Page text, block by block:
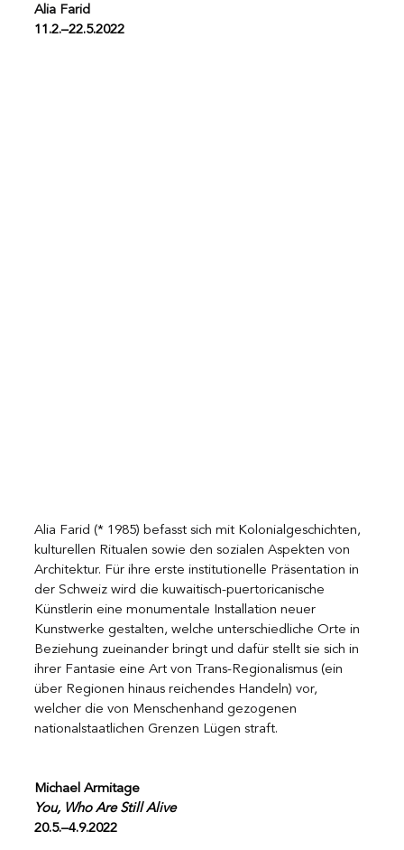
Alia Farid
11.2.–22.5.2022
Alia Farid (* 1985) befasst sich mit Kolonialgeschichten,
kulturellen Ritualen sowie den sozialen Aspekten von
Architektur. Für ihre erste institutionelle Präsentation in
der Schweiz wird die kuwaitisch-puertoricanische
Künstlerin eine monumentale Installation neuer
Kunstwerke gestalten, welche unterschiedliche Orte in
Beziehung zueinander bringt und dafür stellt sie sich in
ihrer Fantasie eine Art von Trans-Regionalismus (ein
über Regionen hinaus reichendes Handeln) vor,
welcher die von Menschenhand gezogenen
nationalstaatlichen Grenzen Lügen straft.
Michael Armitage
You, Who Are Still Alive
20.5.–4.9.2022